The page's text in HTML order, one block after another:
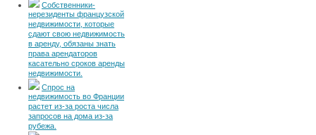
Собственники-
нерезиденты французской
недвижимости, которые
сдают свою недвижимость
в аренду, обязаны знать
права арендаторов
касательно сроков аренды
недвижимости.
Спрос на
недвижимость во Франции
растет из-за роста числа
запросов на дома из-за
рубежа.